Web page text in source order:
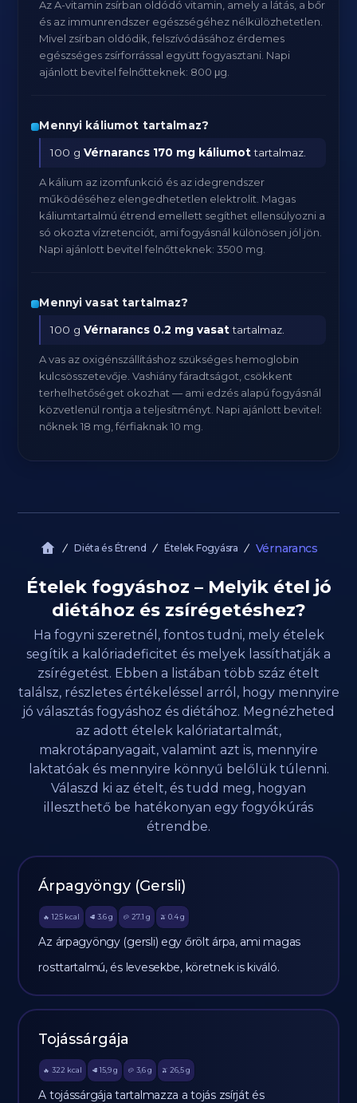
Az A-vitamin zsírban oldódó vitamin, amely a látás, a bőr
és az immunrendszer egészségéhez nélkülözhetetlen.
Mivel zsírban oldódik, felszívódásához érdemes
egészséges zsírforrással együtt fogyasztani. Napi
ajánlott bevitel felnőtteknek: 800 μg.
Mennyi káliumot tartalmaz?
100 gVérnarancs 170 mg káliumottartalmaz.
A kálium az izomfunkció és az idegrendszer
működéséhez elengedhetetlen elektrolit. Magas
káliumtartalmú étrend emellett segíthet ellensúlyozni a
só okozta vízretenciót, ami fogyásnál különösen jól jön.
Napi ajánlott bevitel felnőtteknek: 3500 mg.
Mennyi vasat tartalmaz?
100 gVérnarancs 0.2 mg vasattartalmaz.
A vas az oxigénszállításhoz szükséges hemoglobin
kulcsösszetevője. Vashiány fáradtságot, csökkent
terhelhetőséget okozhat — ami edzés alapú fogyásnál
közvetlenül rontja a teljesítményt. Napi ajánlott bevitel:
nőknek 18 mg, férfiaknak 10 mg.
Diéta és Étrend Ételek Fogyásra Vérnarancs
Ételek fogyáshoz – Melyik étel jó
diétához és zsírégetéshez?
Ha fogyni szeretnél, fontos tudni, mely ételek
segítik a kalóriadeficitet és melyek lassíthatják a
zsírégetést. Ebben a listában több száz ételt
találsz, részletes értékeléssel arról, hogy mennyire
jó választás fogyáshoz és diétához. Megnézheted
az adott ételek kalóriatartalmát,
makrotápanyagait, valamint azt is, mennyire
laktatóak és mennyire könnyű belőlük túlenni.
Válaszd ki az ételt, és tudd meg, hogyan
illeszthető be hatékonyan egy fogyókúrás
étrendbe.
Árpagyöngy (Gersli)
🔥 125 kcal 🥩 3.6 g 🥔 27.1 g 🫒 0.4 g
Az árpagyöngy (gersli) egy őrölt árpa, ami magas
rosttartalmú, és levesekbe, köretnek is kiváló.
Tojássárgája
🔥 322 kcal 🥩 15,9 g 🥔 3,6g 🫒 26,5 g
A tojássárgája tartalmazza a tojás zsírját és